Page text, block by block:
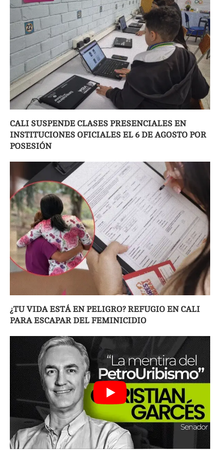
CALI SUSPENDE CLASES PRESENCIALES EN
INSTITUCIONES OFICIALES EL 6 DE AGOSTO POR
POSESIÓN
¿TU VIDA ESTÁ EN PELIGRO? REFUGIO EN CALI
PARA ESCAPAR DEL FEMINICIDIO